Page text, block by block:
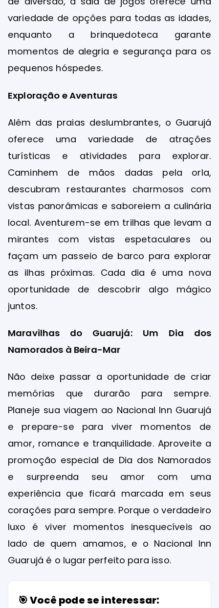
variedade de opções para todas as idades,
enquanto a brinquedoteca garante
momentos de alegria e segurança para os
pequenos hóspedes.
Exploração e Aventuras
Além das praias deslumbrantes, o Guarujá
oferece uma variedade de atrações
turísticas e atividades para explorar.
Caminhem de mãos dadas pela orla,
descubram restaurantes charmosos com
vistas panorâmicas e saboreiem a culinária
local. Aventurem-se em trilhas que levam a
mirantes com vistas espetaculares ou
façam um passeio de barco para explorar
as ilhas próximas. Cada dia é uma nova
oportunidade de descobrir algo mágico
juntos.
Maravilhas do Guarujá: Um Dia dos
Namorados à Beira-Mar
Não deixe passar a oportunidade de criar
memórias que durarão para sempre.
Planeje sua viagem ao Nacional Inn Guarujá
e prepare-se para viver momentos de
amor, romance e tranquilidade. Aproveite a
promoção especial de Dia dos Namorados
e surpreenda seu amor com uma
experiência que ficará marcada em seus
corações para sempre. Porque o verdadeiro
luxo é viver momentos inesquecíveis ao
lado de quem amamos, e o Nacional Inn
Guarujá é o lugar perfeito para isso.
🎯 Você pode se interessar: